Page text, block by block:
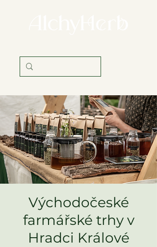
Východočeské
farmářské trhy v
Hradci Králové